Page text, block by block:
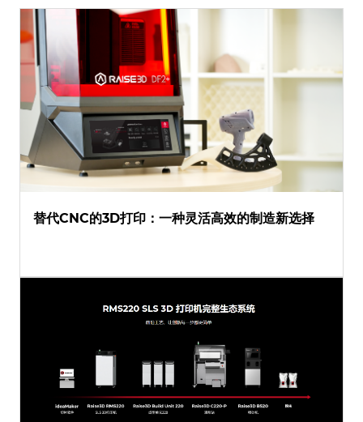
替代CNC的3D打印：一种灵活高效的制造新选择